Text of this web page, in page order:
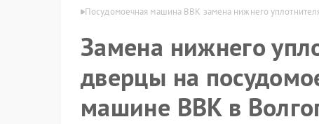
BBK в Волгограде Посудомоечная машина BBK замена нижнего
Замена нижнего
дверцы на
машине BBK в